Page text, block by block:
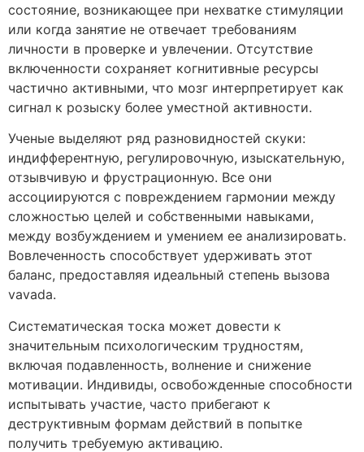
состояние, возникающее при нехватке стимуляции
или когда занятие не отвечает требованиям
личности в проверке и увлечении. Отсутствие
включенности сохраняет когнитивные ресурсы
частично активными, что мозг интерпретирует как
сигнал к розыску более уместной активности.
Ученые выделяют ряд разновидностей скуки:
индифферентную, регулировочную, изыскательную,
отзывчивую и фрустрационную. Все они
ассоциируются с повреждением гармонии между
сложностью целей и собственными навыками,
между возбуждением и умением ее анализировать.
Вовлеченность способствует удерживать этот
баланс, предоставляя идеальный степень вызова
vavada.
Систематическая тоска может довести к
значительным психологическим трудностям,
включая подавленность, волнение и снижение
мотивации. Индивиды, освобожденные способности
испытывать участие, часто прибегают к
деструктивным формам действий в попытке
получить требуемую активацию.